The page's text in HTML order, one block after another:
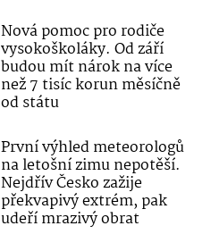
Nová pomoc pro rodiče
vysokoškoláky. Od září
budou mít nárok na více
než 7 tisíc korun měsíčně
od státu
První výhled meteorologů
na letošní zimu nepotěší.
Nejdřív Česko zažije
překvapivý extrém, pak
udeří mrazivý obrat